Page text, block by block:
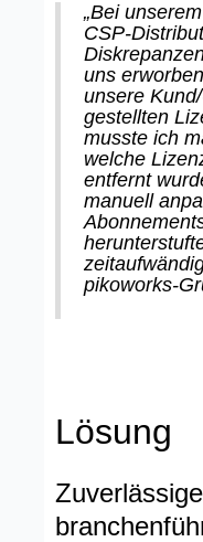
„Bei
CSP-
uns
unsere
gestellten
musste ich
welche
entfernt
manuell
pikoworks-
Lösung